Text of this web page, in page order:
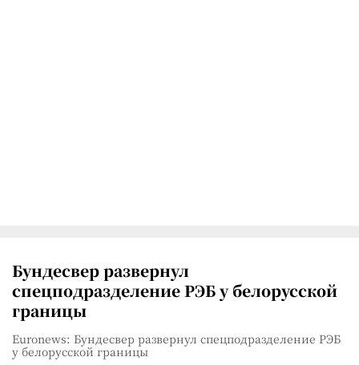
Бундесвер развернул
спецподразделение РЭБ у белорусской
границы
Euronews: Бундесвер развернул спецподразделение РЭБ
у белорусской границы